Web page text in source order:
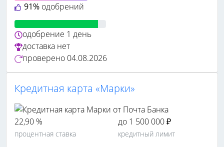
91% одобрений
одобрение 1 день
доставка нет
проверено 04.08.2026
Кредитная карта «Марки»
22,90 %
процентная ставка
до 1 500 000 ₽
кредитный лимит